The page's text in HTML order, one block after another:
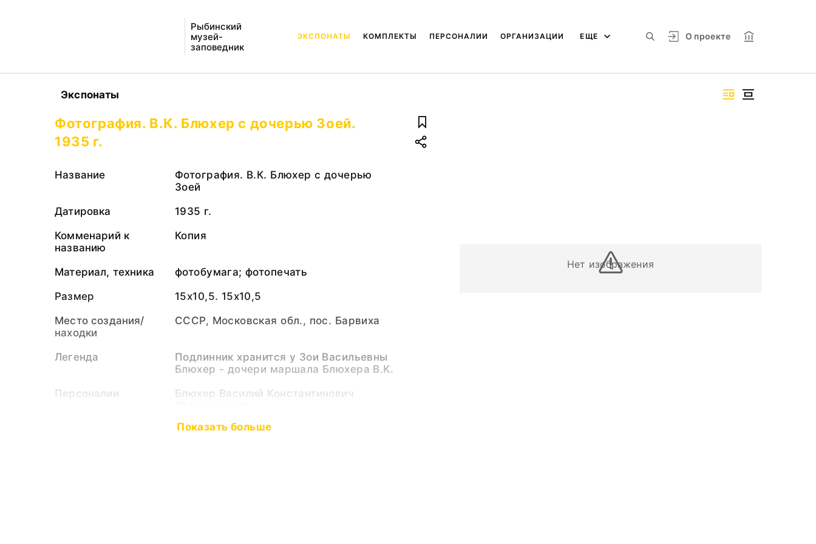
Рыбинский
музей-
заповедник
О проекте
ЭКСПОНАТЫ КОМПЛЕКТЫ ПЕРСОНАЛИИ ОРГАНИЗАЦИИ ЕЩЕ
Экспонаты
Нет изображения
Фотография. В.К. Блюхер с дочерью Зоей.
1935 г.
Название
Фотография. В.К. Блюхер с дочерью
Зоей
Датировка
1935 г.
Комменарий к
названию
Копия
Материал, техника
фотобумага; фотопечать
Размер
15х10,5. 15х10,5
Место создания/
находки
СССР, Московская обл., пос. Барвиха
Легенда
Подлинник хранится у Зои Васильевны
Блюхер - дочери маршала Блюхера В.К.
Персоналии
Блюхер Василий Константинович
Показать больше